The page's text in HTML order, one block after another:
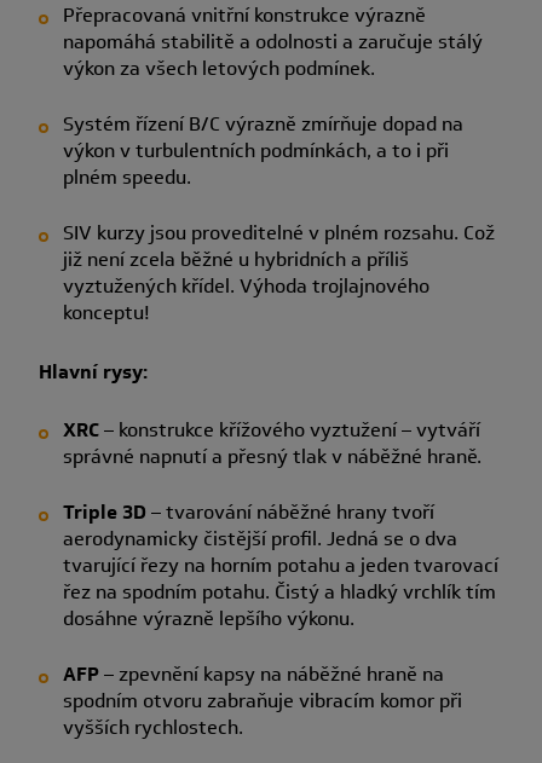
Přepracovaná vnitřní konstrukce výrazně
napomáhá stabilitě a odolnosti a zaručuje stálý
výkon za všech letových podmínek.
Systém řízení B/C výrazně zmírňuje dopad na
výkon v turbulentních podmínkách, a to i při
plném speedu.
SIV kurzy jsou proveditelné v plném rozsahu. Což
již není zcela běžné u hybridních a příliš
vyztužených křídel. Výhoda trojlajnového
konceptu!
Hlavní rysy:
XRC– konstrukce křížového vyztužení – vytváří
správné napnutí a přesný tlak v náběžné hraně.
Triple 3D – tvarování náběžné hrany tvoří
aerodynamicky čistější profil. Jedná se o dva
tvarující řezy na horním potahu a jeden tvarovací
řez na spodním potahu. Čistý a hladký vrchlík tím
dosáhne výrazně lepšího výkonu.
AFP– zpevnění kapsy na náběžné hraně na
spodním otvoru zabraňuje vibracím komor při
vyšších rychlostech.